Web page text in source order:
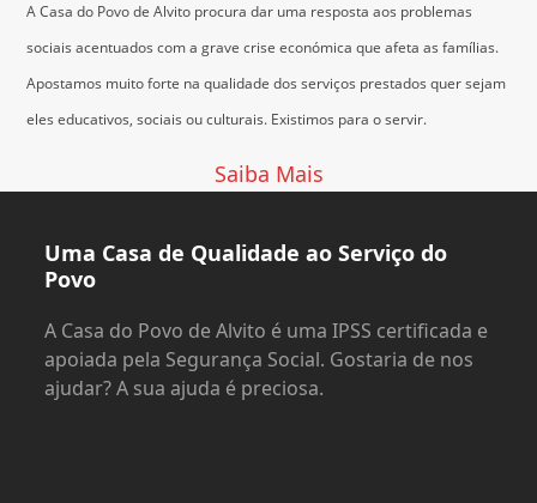
A Casa do Povo de Alvito procura dar uma resposta aos problemas
sociais acentuados com a grave crise económica que afeta as famílias.
Apostamos muito forte na qualidade dos serviços prestados quer sejam
eles educativos, sociais ou culturais. Existimos para o servir.
Saiba Mais
Uma Casa de Qualidade ao Serviço do
Povo
A Casa do Povo de Alvito é uma IPSS certificada e
apoiada pela Segurança Social. Gostaria de nos
ajudar? A sua ajuda é preciosa.